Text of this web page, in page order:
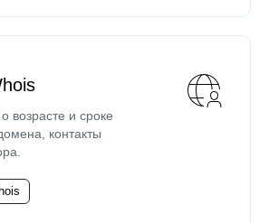
возрасте и сроке
контакты